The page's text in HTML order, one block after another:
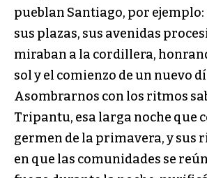
pueblan Santiago, por ejemplo:
sus plazas, sus avenidas
miraban a la cordillera,
sol y el comienzo de un nuevo
Asombrarnos con los ritmos
Tripantu, esa larga noche que
germen de la primavera, y sus
en que las comunidades se